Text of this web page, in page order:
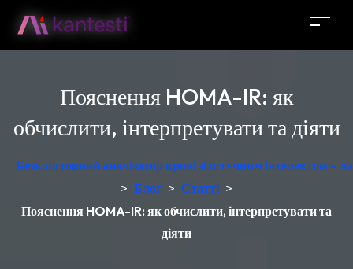
Пояснення HOMA-IR: як
обчислити, інтерпретувати та діяти
Безкоштовний аналізатор крові зі штучним інтелектом –
> Блог > Статті >
Пояснення HOMA-IR: як обчислити, інтерпретувати та
діяти